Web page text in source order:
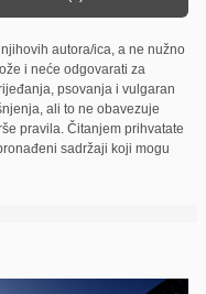
autora/ica, a ne nužno
i neće odgovarati za
psovanja i vulgaran
ali to ne obavezuje
pravila. Čitanjem prihvatate
sadržaji koji mogu